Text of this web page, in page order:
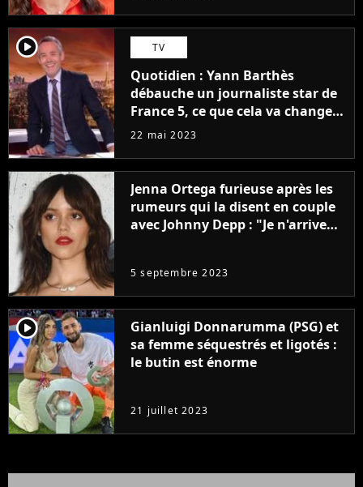
player2 TV
Quotidien : Yann Barthès
débauche un journaliste star de
France 5, ce que cela va changer
à la rentrée
22 mai 2023
Jenna Ortega furieuse après les
rumeurs qui la disent en couple
avec Johnny Depp : "Je n'arrive
5 septembre 2023
player2
Gianluigi Donnarumma (PSG) et
sa femme séquestrés et ligotés :
le butin est énorme
21 juillet 2023